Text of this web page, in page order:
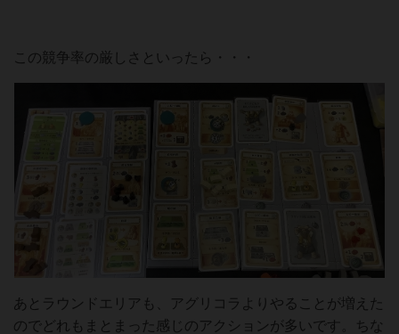
この競争率の厳しさといったら・・・
あとラウンドエリアも、アグリコラよりやることが増えた
のでどれもまとまった感じのアクションが多いです。ちな